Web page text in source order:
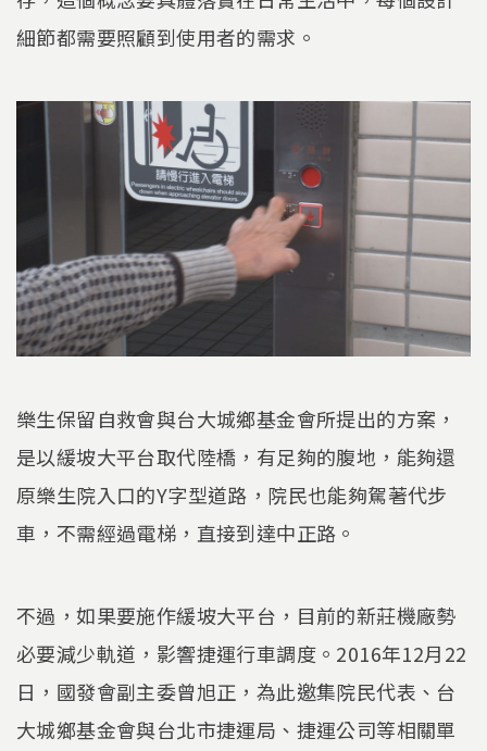
細節都需要照顧到使用者的需求。
樂生保留自救會與台大城鄉基金會所提出的方案，
是以緩坡大平台取代陸橋，有足夠的腹地，能夠還
原樂生院入口的Y字型道路，院民也能夠駕著代步
車，不需經過電梯，直接到達中正路。
不過，如果要施作緩坡大平台，目前的新莊機廠勢
必要減少軌道，影響捷運行車調度。2016年12月22
日，國發會副主委曾旭正，為此邀集院民代表、台
大城鄉基金會與台北市捷運局、捷運公司等相關單